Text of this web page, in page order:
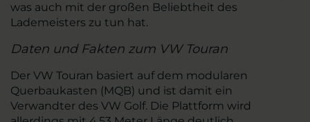
was auch mit der großen Beliebtheit des
Lademeisters zu tun hat.
Daten und Fakten zum VW Touran
Der VW Touran basiert auf dem modularen
Querbaukasten (MQB) und ist damit ein
Verwandter des VW Golf. Die Plattform wird